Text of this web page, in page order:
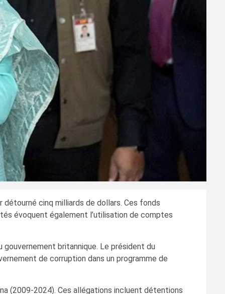
détourné cinq milliards de dollars. Ces fonds
évoquent également l’utilisation de comptes
britannique. Le président du
de corruption dans un programme de
(2009-2024). Ces allégations incluent détentions